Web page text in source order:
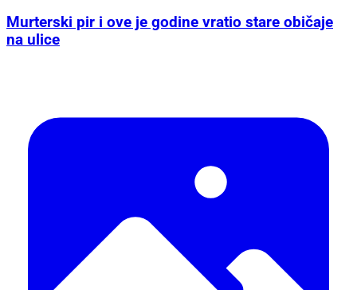
Murterski pir i ove je godine vratio stare običaje
na ulice